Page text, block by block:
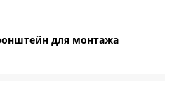
для монтажа